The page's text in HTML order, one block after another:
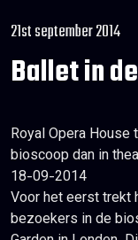
21st september 2014
Ballet in
Royal Opera
bioscoop dan in
18-09-2014
Voor het eerst trekt
bezoekers in de